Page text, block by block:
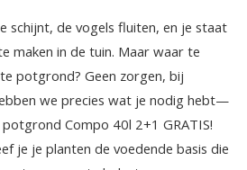
schijnt, de vogels fluiten, en je staat
maken in de tuin. Maar waar te
potgrond? Geen zorgen, bij
we precies wat je nodig hebt—
Compo 40l 2+1 GRATIS!
je je planten de voedende basis die